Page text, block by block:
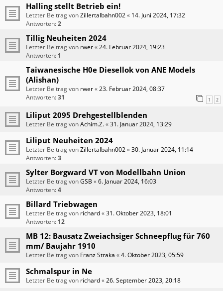
Halling stellt Betrieb ein!
Letzter Beitrag vonZillertalbahn002« 14. Juni 2024, 17:32
Antworten:2
Tillig Neuheiten 2024
Letzter Beitrag von rwer«24. Februar 2024, 19:23
Antworten: 1
Taiwanesische H0e Diesellok von ANE Models
(Alishan)
Letzter Beitrag von rwer«23. Februar 2024, 08:37
Antworten:31 1 2
Liliput 2095 Drehgestellblenden
Letzter Beitrag vonAchim.Z.«31. Januar 2024, 13:29
Liliput Neuheiten 2024
Letzter Beitrag vonZillertalbahn002«30. Januar 2024, 11:14
Antworten:3
Sylter Borgward VT von Modellbahn Union
Letzter Beitrag vonGSB «6. Januar 2024, 16:03
Antworten:4
Billard Triebwagen
Letzter Beitrag von richard«31. Oktober 2023, 18:01
Antworten: 12
MB 12: Bausatz Zweiachsiger Schneepflug für 760
mm/ Baujahr 1910
Letzter Beitrag von Franz Straka «4. Oktober 2023, 05:59
Schmalspur in Ne
Letzter Beitrag von richard«26. September 2023, 20:18